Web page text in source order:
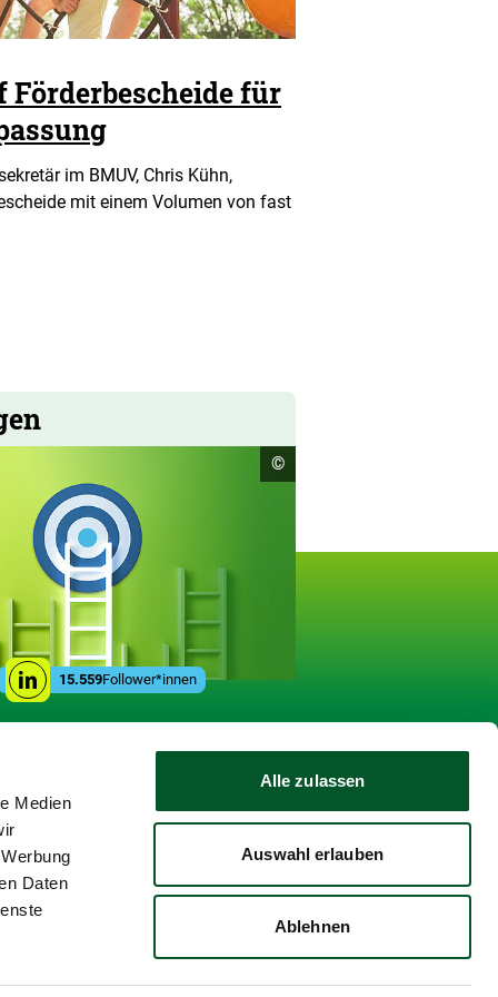
Medien
Daten
Alle zulassen
Auswahl erlauben
Ablehnen
für
im BMUV, Chris Kühn,
mit einem Volumen von fast
Linkedin
15.559Follower*innen
Copyright
Informationen
©